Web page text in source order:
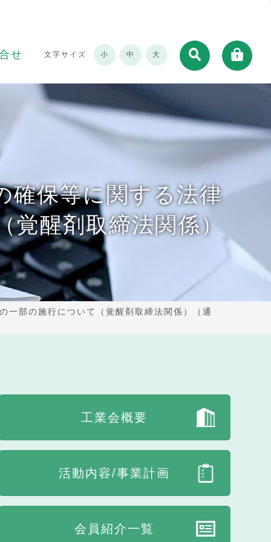
せ 文字サイズ 小 中 大
確保等に関する法律
覚醒剤取締法関係）
一部の施行について（覚醒剤取締法関係）（通
工業会概要
活動内容/事業計画
会員紹介一覧